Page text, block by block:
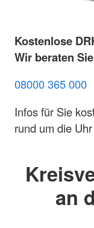
Kostenlose
Wir beraten
08000 365 000
Infos für Sie
rund um die Uhr
an